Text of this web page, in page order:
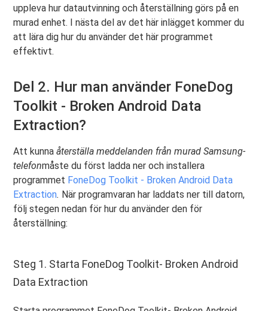
uppleva hur datautvinning och återställning görs på en
murad enhet. I nästa del av det här inlägget kommer du
att lära dig hur du använder det här programmet
effektivt.
Del 2. Hur man använder FoneDog
Toolkit - Broken Android Data
Extraction?
Att kunnaåterställa meddelanden från murad Samsung-
telefonmåste du först ladda ner och installera
programmet FoneDog Toolkit - Broken Android Data
Extraction. När programvaran har laddats ner till datorn,
följ stegen nedan för hur du använder den för
återställning:
Steg 1. Starta FoneDog Toolkit- Broken Android
Data Extraction